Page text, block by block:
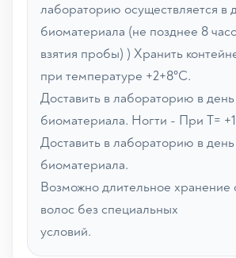
лабораторию осуществляется в
биоматериала (не позднее 8
взятия пробы) ) Хранить
при температуре +2+8°С.
Доставить в лабораторию в день
биоматериала. Ногти - При Т=
Доставить в лабораторию в день
биоматериала.
Возможно длительное хранение
волос без специальных
условий.